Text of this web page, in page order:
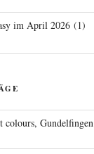
im April 2026 (1)
colours, Gundelfingen